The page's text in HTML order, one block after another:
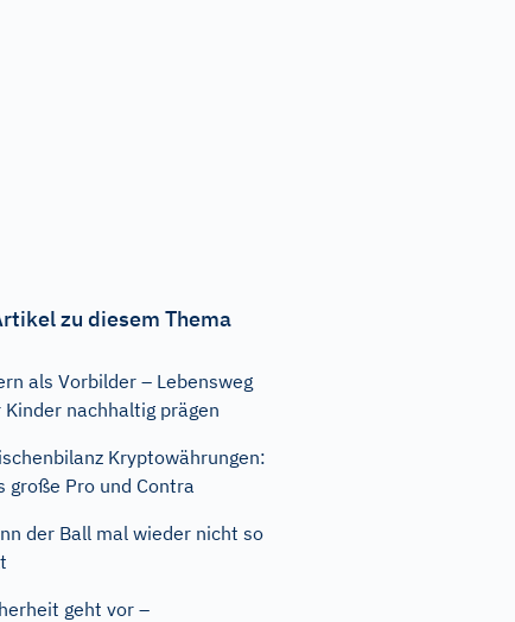
zu diesem Thema
als Vorbilder – Lebensweg
Kinder nachhaltig prägen
Kryptowährungen:
große Pro und Contra
der Ball mal wieder nicht so
geht vor –